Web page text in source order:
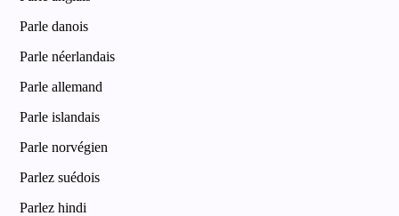
Parle danois
Parle néerlandais
Parle allemand
Parle islandais
Parle norvégien
Parlez suédois
Parlez hindi